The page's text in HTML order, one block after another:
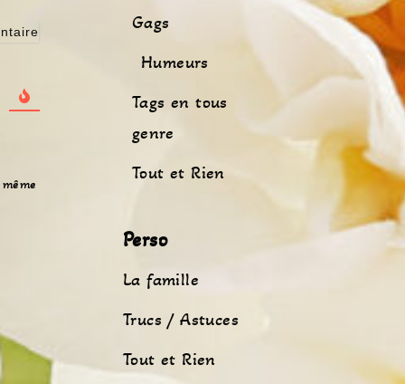
Gags
Humeurs
Tags en tous
genre
Tout et Rien
Perso
La famille
Trucs / Astuces
Tout et Rien